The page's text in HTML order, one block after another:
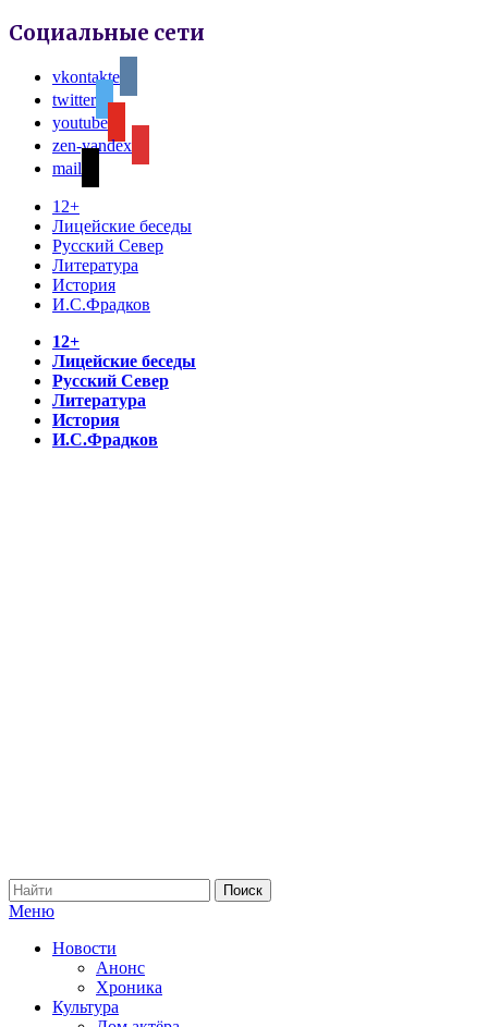
Социальные сети
vkontakte
twitter
youtube
zen-yandex
mail
12+
Лицейские беседы
Русский Север
Литература
История
И.С.Фрадков
12+
Лицейские беседы
Русский Север
Литература
История
И.С.Фрадков
Меню
Новости
Анонс
Хроника
Культура